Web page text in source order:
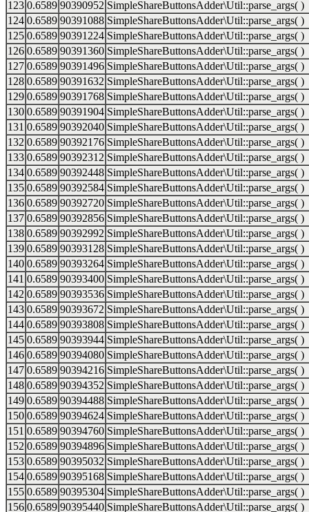
123 0.6589 90390952 SimpleShareButtonsAdder\Util::parse_args( )
124 0.6589 90391088 SimpleShareButtonsAdder\Util::parse_args( )
125 0.6589 90391224 SimpleShareButtonsAdder\Util::parse_args( )
126 0.6589 90391360 SimpleShareButtonsAdder\Util::parse_args( )
127 0.6589 90391496 SimpleShareButtonsAdder\Util::parse_args( )
128 0.6589 90391632 SimpleShareButtonsAdder\Util::parse_args( )
129 0.6589 90391768 SimpleShareButtonsAdder\Util::parse_args( )
130 0.6589 90391904 SimpleShareButtonsAdder\Util::parse_args( )
131 0.6589 90392040 SimpleShareButtonsAdder\Util::parse_args( )
132 0.6589 90392176 SimpleShareButtonsAdder\Util::parse_args( )
133 0.6589 90392312 SimpleShareButtonsAdder\Util::parse_args( )
134 0.6589 90392448 SimpleShareButtonsAdder\Util::parse_args( )
135 0.6589 90392584 SimpleShareButtonsAdder\Util::parse_args( )
136 0.6589 90392720 SimpleShareButtonsAdder\Util::parse_args( )
137 0.6589 90392856 SimpleShareButtonsAdder\Util::parse_args( )
138 0.6589 90392992 SimpleShareButtonsAdder\Util::parse_args( )
139 0.6589 90393128 SimpleShareButtonsAdder\Util::parse_args( )
140 0.6589 90393264 SimpleShareButtonsAdder\Util::parse_args( )
141 0.6589 90393400 SimpleShareButtonsAdder\Util::parse_args( )
142 0.6589 90393536 SimpleShareButtonsAdder\Util::parse_args( )
143 0.6589 90393672 SimpleShareButtonsAdder\Util::parse_args( )
144 0.6589 90393808 SimpleShareButtonsAdder\Util::parse_args( )
145 0.6589 90393944 SimpleShareButtonsAdder\Util::parse_args( )
146 0.6589 90394080 SimpleShareButtonsAdder\Util::parse_args( )
147 0.6589 90394216 SimpleShareButtonsAdder\Util::parse_args( )
148 0.6589 90394352 SimpleShareButtonsAdder\Util::parse_args( )
149 0.6589 90394488 SimpleShareButtonsAdder\Util::parse_args( )
150 0.6589 90394624 SimpleShareButtonsAdder\Util::parse_args( )
151 0.6589 90394760 SimpleShareButtonsAdder\Util::parse_args( )
152 0.6589 90394896 SimpleShareButtonsAdder\Util::parse_args( )
153 0.6589 90395032 SimpleShareButtonsAdder\Util::parse_args( )
154 0.6589 90395168 SimpleShareButtonsAdder\Util::parse_args( )
155 0.6589 90395304 SimpleShareButtonsAdder\Util::parse_args( )
156 0.6589 90395440 SimpleShareButtonsAdder\Util::parse_args( )